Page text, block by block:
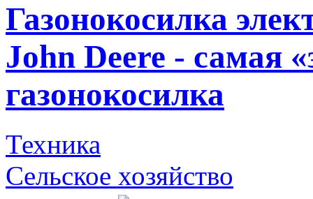
Газонокосилка
John Deere - самая
газонокосилка
Техника
Сельское хозяйство